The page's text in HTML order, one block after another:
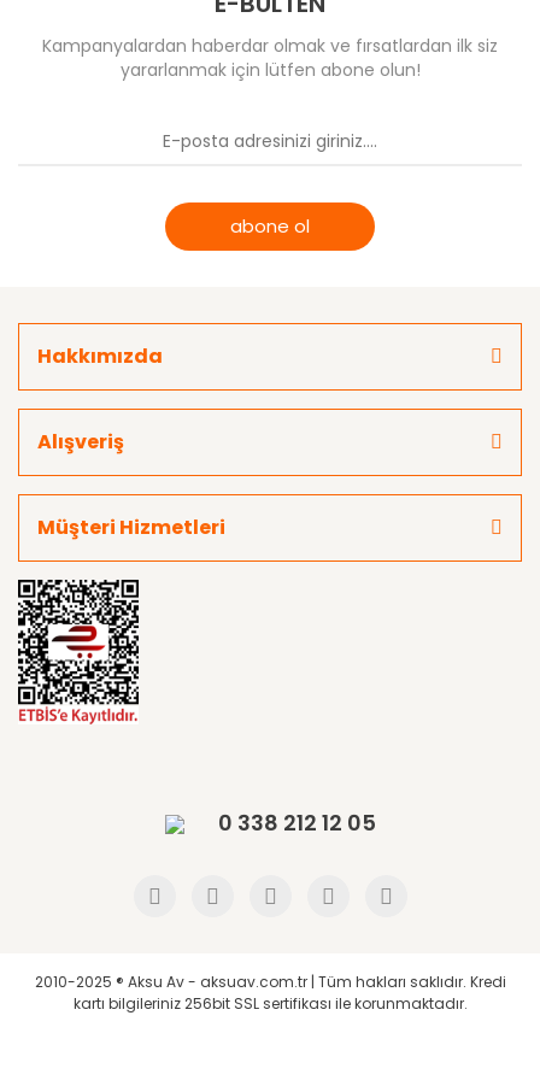
Kampanyalardan haberdar olmak ve fırsatlardan ilk siz
yararlanmak için lütfen abone olun!
abone ol
Hakkımızda
Alışveriş
Müşteri Hizmetleri
0 338 212 12 05
2010-2025 ® Aksu Av - aksuav.com.tr | Tüm hakları saklıdır. Kredi
kartı bilgileriniz 256bit SSL sertifikası ile korunmaktadır.